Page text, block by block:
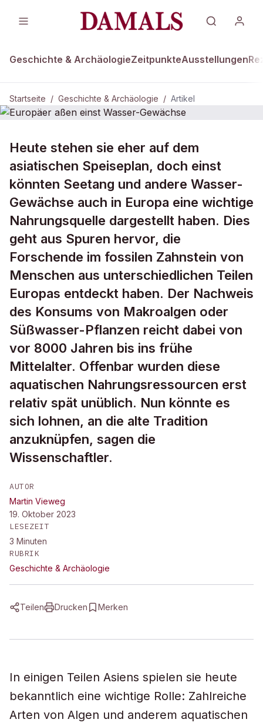
Geschichte & ArchäologieZeitpunkteAusstellungen
Startseite / Geschichte & Archäologie / Artikel
Europäer aßen einst Wasser-
Gewächse
Heute stehen sie eher auf dem
asiatischen Speiseplan, doch einst
könnten Seetang und andere Wasser-
Gewächse auch in Europa eine wichtige
Nahrungsquelle dargestellt haben. Dies
geht aus Spuren hervor, die
Forschende im fossilen Zahnstein von
Menschen aus unterschiedlichen Teilen
Europas entdeckt haben. Der Nachweis
des Konsums von Makroalgen oder
Süßwasser-Pflanzen reicht dabei von
vor 8000 Jahren bis ins frühe
Mittelalter. Offenbar wurden diese
aquatischen Nahrungsressourcen erst
relativ spät unüblich. Nun könnte es
sich lohnen, an die alte Tradition
anzuknüpfen, sagen die
Wissenschaftler.
AUTOR
Martin Vieweg
19. Oktober 2023
LESEZEIT
3 Minuten
RUBRIK
Geschichte & Archäologie
Teilen Drucken Merken
In einigen Teilen Asiens spielen sie heute
bekanntlich eine wichtige Rolle: Zahlreiche
Arten von Algen und anderem aquatischen